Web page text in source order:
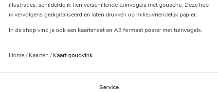
illustraties, schilderde ik tien verschillende tuinvogels met gouache. Deze heb
ik vervolgens gedigitaliseerd en laten drukken op milieuvriendelijk papier.
In de shop vind je ook een kaartenset en A3 formaat poster met tuinvogels.
Home Kaarten Kaart goudvink
Service